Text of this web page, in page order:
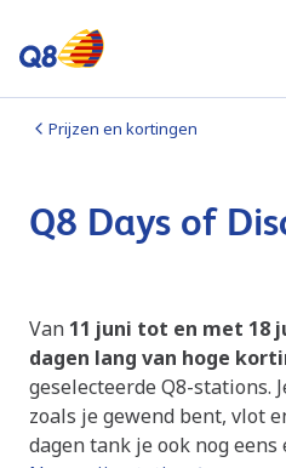
Prijzen en kortingen
Q8 Days of
Van 11 juni tot en met 18
dagen lang van hoge
geselecteerde Q8-stations.
zoals je gewend bent, vlot
dagen tank je ook nog eens